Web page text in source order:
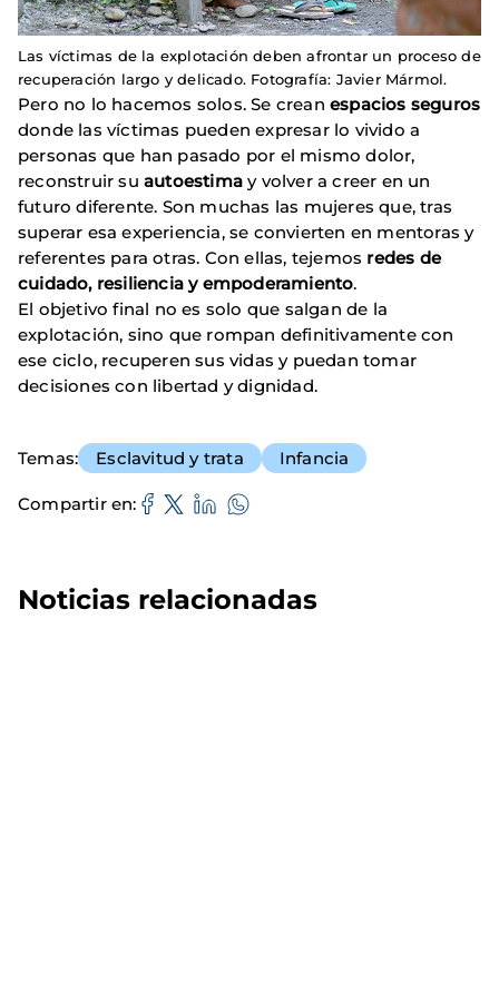
Las víctimas de la explotación deben afrontar un proceso de
recuperación largo y delicado. Fotografía: Javier Mármol.
Pero no lo hacemos solos. Se crean espacios seguros
donde las víctimas pueden expresar lo vivido a
personas que han pasado por el mismo dolor,
reconstruir su autoestima y volver a creer en un
futuro diferente. Son muchas las mujeres que, tras
superar esa experiencia, se convierten en mentoras y
referentes para otras. Con ellas, tejemos redes de
cuidado, resiliencia y empoderamiento.
El objetivo final no es solo que salgan de la
explotación, sino que rompan definitivamente con
ese ciclo, recuperen sus vidas y puedan tomar
decisiones con libertad y dignidad.
Temas Esclavitud y trata Infancia
Compartir en
Noticias relacionadas